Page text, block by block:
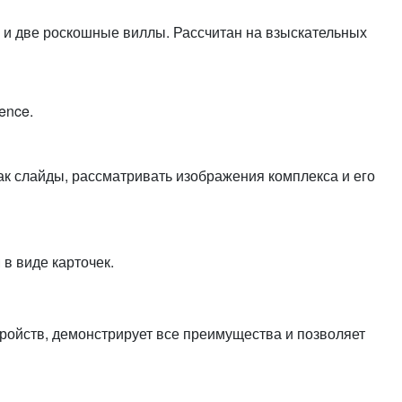
две роскошные виллы. Рассчитан на взыскательных
рассматривать изображения комплекса и его
виде карточек.
демонстрирует все преимущества и позволяет